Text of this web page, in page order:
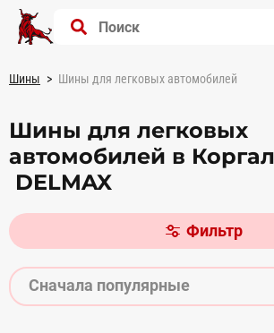
Шины Шины для легковых автомобилей
Шины для легковых
автомобилей в
DELMAX
Фильтр
Сначала популярные